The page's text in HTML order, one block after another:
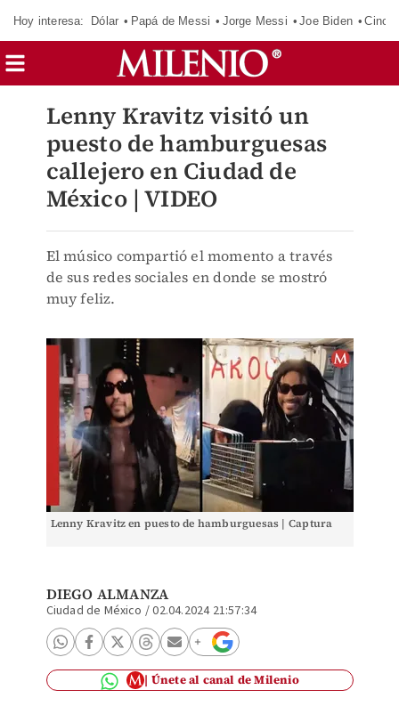
Hoy interesa: Dólar Papá de Messi Jorge Messi Joe Biden
Lenny Kravitz visitó un
puesto de hamburguesas
callejero en Ciudad de
México | VIDEO
El músico compartió el momento a través
de sus redes sociales en donde se mostró
muy feliz.
Lenny Kravitz en puesto de hamburguesas | Captura
DIEGO ALMANZA
Ciudad de México /02.04.2024 21:57:34
Únete al canal de Milenio